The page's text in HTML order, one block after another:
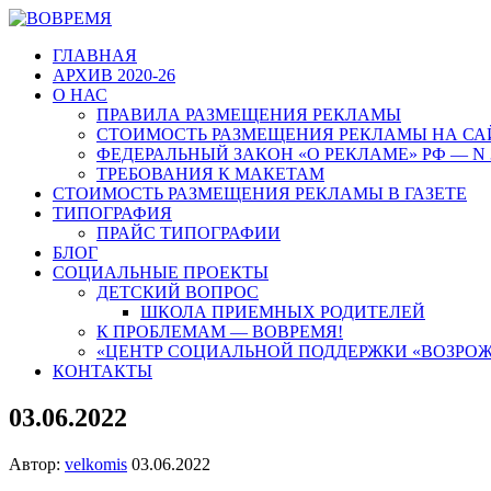
ГЛАВНАЯ
АРХИВ 2020-26
О НАС
ПРАВИЛА РАЗМЕЩЕНИЯ РЕКЛАМЫ
СТОИМОСТЬ РАЗМЕЩЕНИЯ РЕКЛАМЫ НА
ФЕДЕРАЛЬНЫЙ ЗАКОН «О РЕКЛАМЕ» РФ — N
ТРЕБОВАНИЯ К МАКЕТАМ
СТОИМОСТЬ РАЗМЕЩЕНИЯ РЕКЛАМЫ В ГАЗЕТЕ
ТИПОГРАФИЯ
ПРАЙС ТИПОГРАФИИ
БЛОГ
СОЦИАЛЬНЫЕ ПРОЕКТЫ
ДЕТСКИЙ ВОПРОС
ШКОЛА ПРИЕМНЫХ РОДИТЕЛЕЙ
К ПРОБЛЕМАМ — ВОВРЕМЯ!
«ЦЕНТР СОЦИАЛЬНОЙ ПОДДЕРЖКИ
КОНТАКТЫ
03.06.2022
Автор: velkomis 03.06.2022